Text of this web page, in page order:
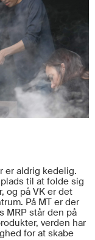
er aldrig kedelig.
til at folde sig
og på VK er det
På MT er der
MRP står den på
verden har
for at skabe